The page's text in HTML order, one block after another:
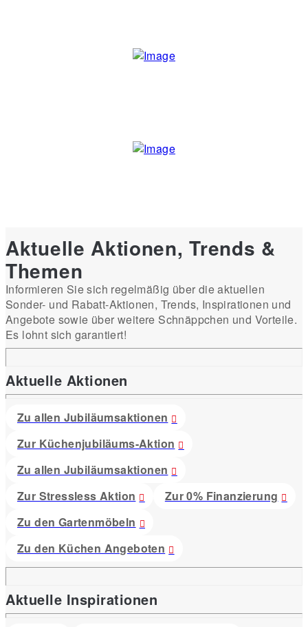
Aktuelle Aktionen, Trends &
Themen
Informieren Sie sich regelmäßig über die aktuellen
Sonder- und Rabatt-Aktionen, Trends, Inspirationen und
Angebote sowie über weitere Schnäppchen und Vorteile.
Es lohnt sich garantiert!
Aktuelle Aktionen
Zu allen Jubiläumsaktionen
Zur Küchenjubiläums-Aktion
Zu allen Jubiläumsaktionen
Zur Stressless Aktion
Zur 0% Finanzierung
Zu den Gartenmöbeln
Zu den Küchen Angeboten
Aktuelle Inspirationen